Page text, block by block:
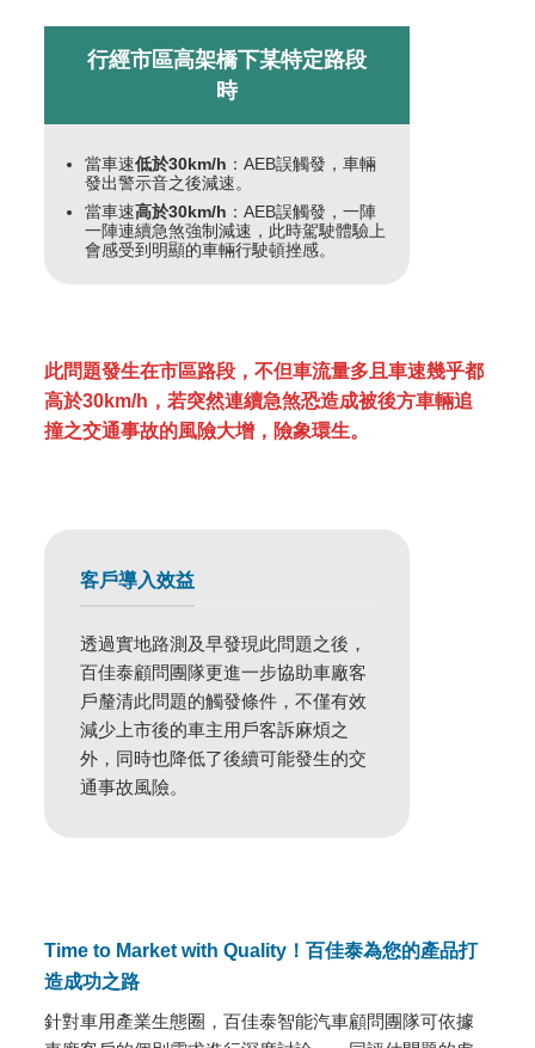
行經市區高架橋下某特定路段
時
當車速低於30km/h ：AEB誤觸發，車輛
發出警示音之後減速。
當車速高於30km/h ：AEB誤觸發，一陣
一陣連續急煞強制減速，此時駕駛體驗上
會感受到明顯的車輛行駛頓挫感。
此問題發生在市區路段，不但車流量多且車速幾乎都
高於30km/h，若突然連續急煞恐造成被後方車輛追
撞之交通事故的風險大增，險象環生。
客戶導入效益
透過實地路測及早發現此問題之後，
百佳泰顧問團隊更進一步協助車廠客
戶釐清此問題的觸發條件，不僅有效
減少上市後的車主用戶客訴麻煩之
外，同時也降低了後續可能發生的交
通事故風險。
Time to Market with Quality！百佳泰為您的產品打
造成功之路
針對車用產業生態圈，百佳泰智能汽車顧問團隊可依據